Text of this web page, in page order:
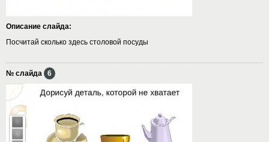
Описание слайда:
Посчитай сколько здесь столовой посуды
№ слайда 6